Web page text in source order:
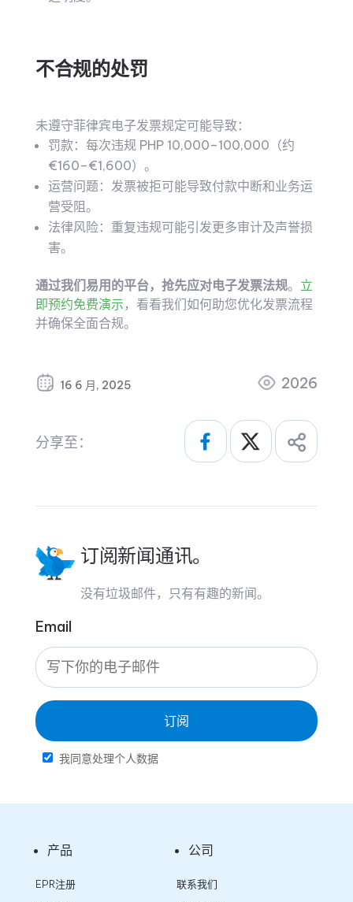
不合规的处罚
未遵守菲律宾电子发票规定可能导致：
罚款：每次违规 PHP 10,000–100,000（约
€160–€1,600）。
运营问题：发票被拒可能导致付款中断和业务运
营受阻。
法律风险：重复违规可能引发更多审计及声誉损
害。
通过我们易用的平台，抢先应对电子发票法规。 立
即预约免费演示 ，看看我们如何助您优化发票流程
并确保全面合规。
16 6 月, 2025 2026
分享至：
订阅新闻通讯。
没有垃圾邮件，只有有趣的新闻。
Email
订阅
我同意处理个人数据
产品
EPR注册
公司
联系我们